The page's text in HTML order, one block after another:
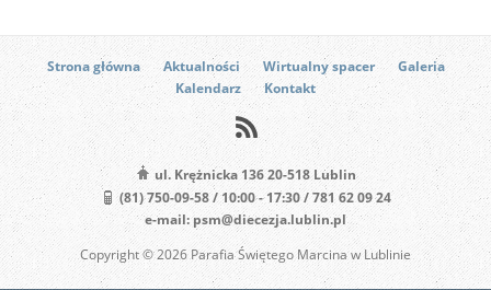
Strona główna Aktualności Wirtualny spacer
Galeria
Kalendarz
Kontakt
ul. Krężnicka 136 20-518 Lublin
(81) 750-09-58 / 10:00 - 17:30 / 781 62 09 24
e-mail: psm@diecezja.lublin.pl
Copyright © 2026 Parafia Świętego Marcina w Lublinie